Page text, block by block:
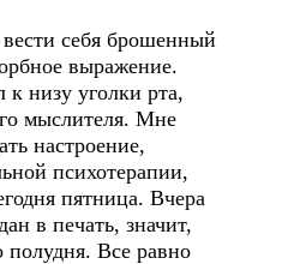
себя брошенный
выражение.
к низу уголки рта,
мыслителя. Мне
настроение,
психотерапии,
пятница. Вчера
в печать, значит,
полудня. Все равно